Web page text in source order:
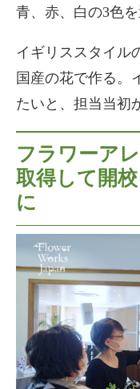
青、赤、白の3色を
イギリススタイル
国産の花で作る。
たいと、担当当初
フラワーア
取得して開
に